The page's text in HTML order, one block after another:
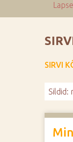
SIRVI
Sildid: